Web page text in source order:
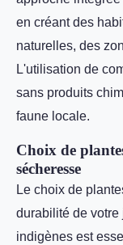
en créant des
naturelles, des
L'utilisation de
sans produits
faune locale.
Choix de
sécheresse
Le choix de
durabilité de
indigènes est